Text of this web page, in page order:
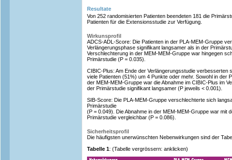
Resultate
Von 252 randomisierten Patienten beendeten 181 die
Patienten für die Extensionsstudie zur Verfügung.
Wirkunsprofil
ADCS-ADL-Score: Die Patienten in der PLA-MEM-Gruppe
Verlängerungsphase signifikant langsamer als in der
Verschlechterung in der MEM-MEM-Gruppe war hingegen
Primärstudie (P = 0.035).
CIBIC-Plus: Am Ende der Verlängerungsstudie verbesserten
viele Patienten (51%) um 4 Punkte oder mehr. Sowohl in der
der MEM-MEM-Gruppe war die Abnahme im CIBIC-Plus im
der Primärstudie signifikant langsamer (P jeweils < 0.001).
SIB-Score: Die PLA-MEM-Gruppe verschlechterte sich
Primärstudie
(P = 0.049). Die Abnahme in der MEM-MEM-Gruppe war mit
Primärstudie vergleichbar (P = 0.086).
Sicherheitsprofil
Die häufigsten unerwünschten Nebenwirkungen sind der
Tabelle 1: (Tabelle vergrössern: anklicken)